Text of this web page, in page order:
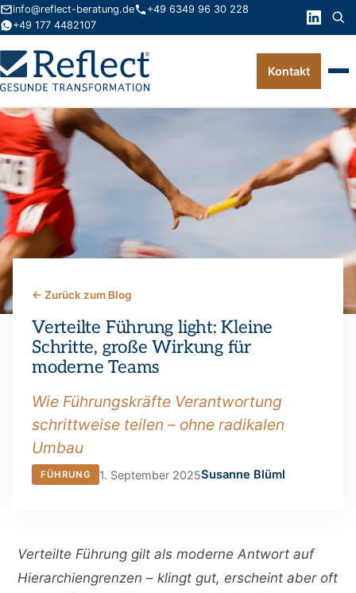
info@reflect-beratung.de
+49 6349 96 30 228
+49 177 4482107
Leistungen
Produkte
Wissen
Über uns
Kontakt
← Zurück zum Blog
Verteilte Führung light: Kleine
Schritte, große Wirkung für
moderne Teams
Wie Führungskräfte Verantwortung
schrittweise teilen – ohne radikalen
Umbau
FÜHRUNG 1. September 2025Susanne Blüml
Verteilte Führung gilt als moderne Antwort auf
Hierarchiengrenzen – klingt gut, erscheint aber oft